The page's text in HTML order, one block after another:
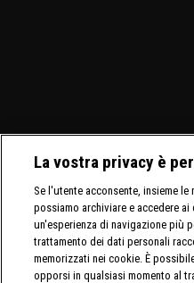
La vostra privacy è
Se l'utente acconsente, insieme le
possiamo archiviare e accedere
un'esperienza di navigazione più
trattamento dei dati personali
memorizzati nei cookie. È
opporsi in qualsiasi momento al